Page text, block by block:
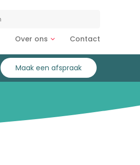
Over ons Contact
Maak een afspraak